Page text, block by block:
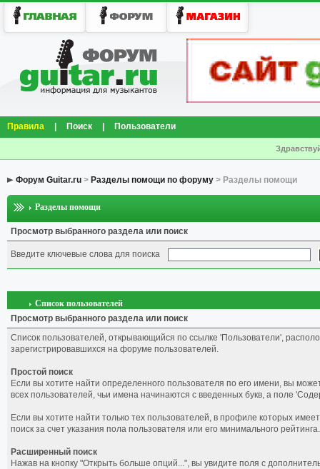
Правила Поиск Пользователи
Форум Guitar.ru > Разделы помощи по форуму > Разделы помощи
Разделы помощи
Просмотр выбранного раздела или поиск
Введите ключевые слова для поиска
Список пользователей
Просмотр выбранного раздела или поиск
Список пользователей, открывающийся по ссылке 'Пользователи',
зарегистрировавшихся на форуме пользователей.
Простой поиск
Если вы хотите найти определенного пользователя по его имени, вы
всех пользователей, чьи имена начинаются с введенных букв, а поле
Если вы хотите найти только тех пользователей, в профиле которых
поиск за счет указания пола пользователя или его минимального рейтинга.
Расширенный поиск
Нажав на кнопку "Открыть больше опций...", вы увидите поля с